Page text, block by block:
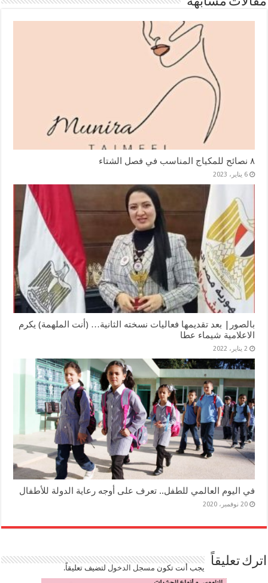
٨ نصائح للمكياج المناسب في فصل الشتاء
6 يناير، 2023
بالصور| بعد تقديمها فعاليات نسخته الثانية… (أنت الملهمة) يكرم
الاعلامية شيماء عطا
2 يناير، 2022
في اليوم العالمي للطفل.. تعرف على أوجه رعاية الدولة للأطفال
20 نوفمبر، 2020
اترك تعليقاً يجب أنت تكون مسجل الدخوللتضيف تعليقاً.